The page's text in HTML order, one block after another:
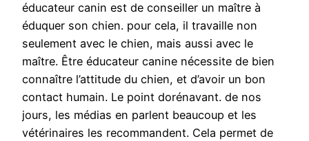
éducateur canin est de conseiller un maître à
éduquer son chien. pour cela, il travaille non
seulement avec le chien, mais aussi avec le
maître. Être éducateur canine nécessite de bien
connaître l’attitude du chien, et d’avoir un bon
contact humain. Le point dorénavant. de nos
jours, les médias en parlent beaucoup et les
vétérinaires les recommandent. Cela permet de